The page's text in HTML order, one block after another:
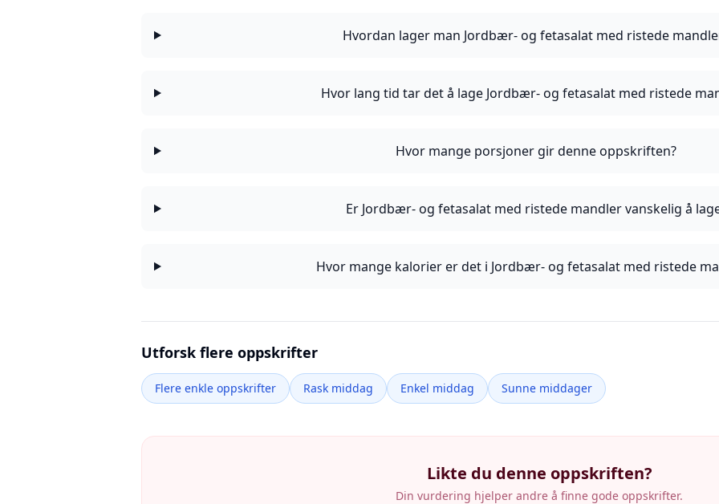
Hvordan lager man Jordbær- og fetasalat med ristede
Hvor lang tid tar det å lage Jordbær- og fetasalat med ristede
Hvor mange porsjoner gir denne oppskriften?
Er Jordbær- og fetasalat med ristede mandler vanskelig å
Hvor mange kalorier er det i Jordbær- og fetasalat med ristede
Utforsk flere oppskrifter
Flere enkle oppskrifter Rask middag Enkel middag Sunne middager
Likte du denne oppskriften?
Din vurdering hjelper andre å finne gode oppskrifter.